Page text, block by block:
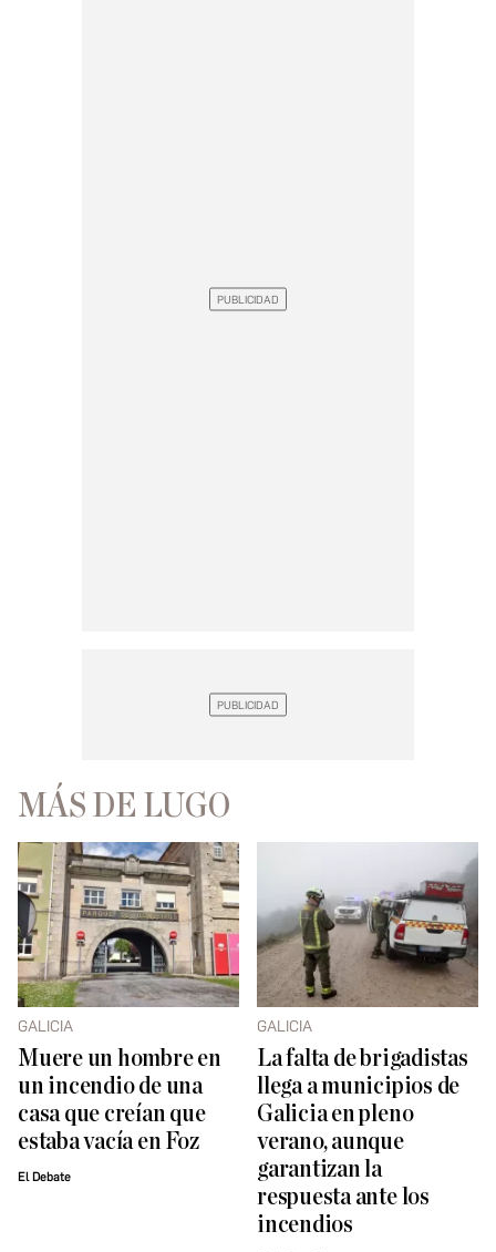
MÁS DE LUGO
GALICIA
Muere un hombre en
un incendio de una
casa que creían que
estaba vacía en Foz
El Debate
GALICIA
La falta de brigadistas
llega a municipios de
Galicia en pleno
verano, aunque
garantizan la
respuesta ante los
incendios